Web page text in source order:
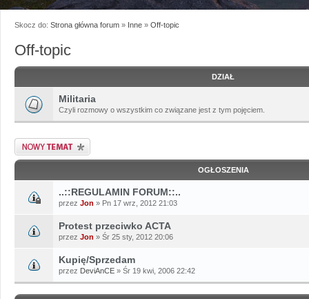
Skocz do: Strona główna forum » Inne » Off-topic
Off-topic
DZIAŁ
Militaria
Czyli rozmowy o wszystkim co związane jest z tym pojęciem.
Napisz wątek
OGŁOSZENIA
..::REGULAMIN FORUM::..
przez Jon » Pn 17 wrz, 2012 21:03
Protest przeciwko ACTA
przez Jon » Śr 25 sty, 2012 20:06
Kupię/Sprzedam
przez DeviAnCE » Śr 19 kwi, 2006 22:42